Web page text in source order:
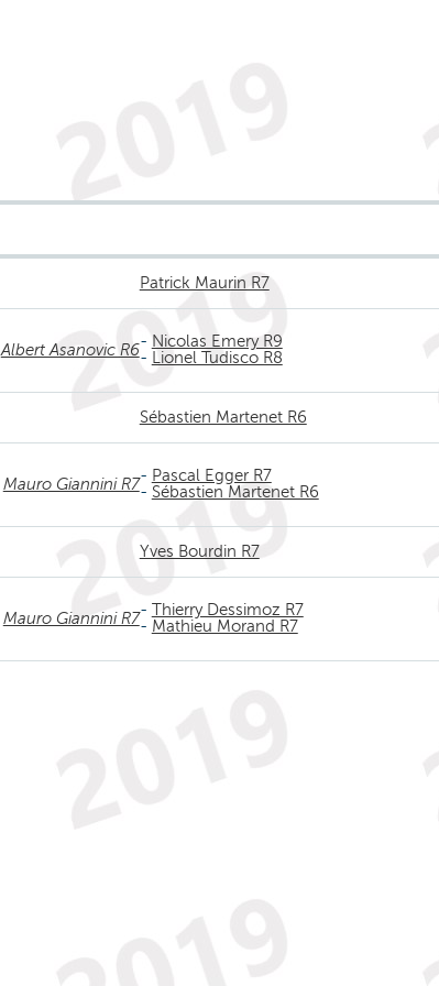
Patrick Maurin R7
Albert Asanovic R6- Nicolas Emery R9
-
Lionel Tudisco R8
Sébastien Martenet R6
Mauro Giannini R7- Pascal Egger R7
- Sébastien Martenet R6
Yves Bourdin R7
Mauro Giannini R7- Thierry Dessimoz R7
- Mathieu Morand R7